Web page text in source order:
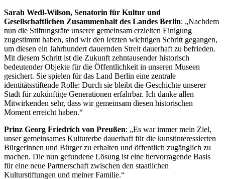
Sarah Wedl-Wilson, Senatorin für Kultur und
Gesellschaftlichen Zusammenhalt des Landes Berlin: „Nachdem
nun die Stiftungsräte unserer gemeinsam erzielten Einigung
zugestimmt haben, sind wir den letzten wichtigen Schritt gegangen,
um diesen ein Jahrhundert dauernden Streit dauerhaft zu befrieden.
Mit diesem Schritt ist die Zukunft zehntausender historisch
bedeutender Objekte für die Öffentlichkeit in unseren Museen
gesichert. Sie spielen für das Land Berlin eine zentrale
identitätsstiftende Rolle: Durch sie bleibt die Geschichte unserer
Stadt für zukünftige Generationen erfahrbar. Ich danke allen
Mitwirkenden sehr, dass wir gemeinsam diesen historischen
Moment erreicht haben.“
Prinz Georg Friedrich von Preußen: „Es war immer mein Ziel,
unser gemeinsames Kulturerbe dauerhaft für die kunstinteressierten
Bürgerinnen und Bürger zu erhalten und öffentlich zugänglich zu
machen. Die nun gefundene Lösung ist eine hervorragende Basis
für eine neue Partnerschaft zwischen den staatlichen
Kulturstiftungen und meiner Familie.“